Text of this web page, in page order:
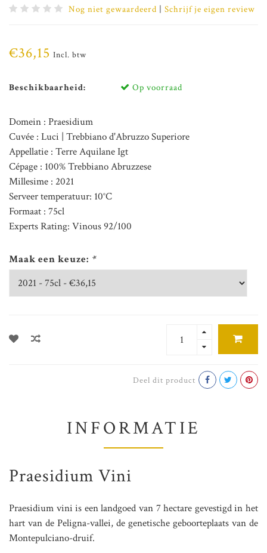
Nog niet gewaardeerd | Schrijf je eigen review
€36,15 Incl. btw
Beschikbaarheid: Op voorraad
Domein : Praesidium
Cuvée : Luci | Trebbiano d'Abruzzo Superiore
Appellatie : Terre Aquilane Igt
Cépage : 100% Trebbiano Abruzzese
Millesime : 2021
Serveer temperatuur: 10°C
Formaat : 75cl
Experts Rating: Vinous 92/100
Maak een keuze: *
Deel dit product
INFORMATIE
Praesidium Vini
Praesidium vini is een landgoed van 7 hectare gevestigd in het
hart van de Peligna-vallei, de genetische geboorteplaats van de
Montepulciano-druif.